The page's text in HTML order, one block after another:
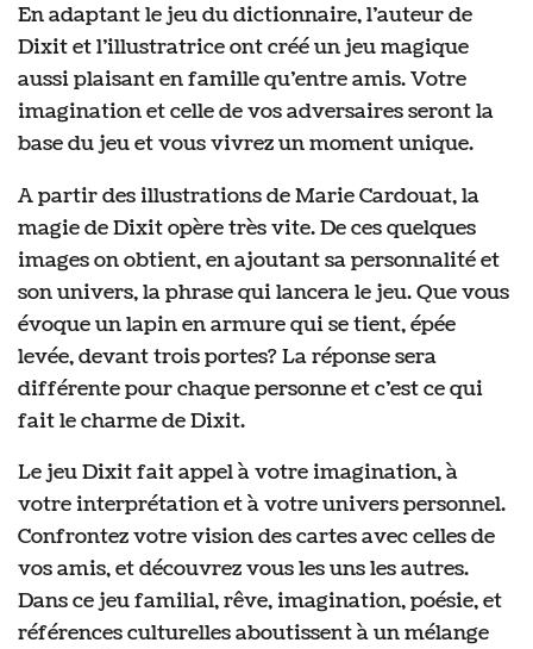
En adaptant le jeu du dictionnaire, l’auteur de
Dixit et l’illustratrice ont créé un jeu magique
aussi plaisant en famille qu’entre amis. Votre
imagination et celle de vos adversaires seront la
base du jeu et vous vivrez un moment unique.
A partir des illustrations de Marie Cardouat, la
magie de Dixit opère très vite. De ces quelques
images on obtient, en ajoutant sa personnalité et
son univers, la phrase qui lancera le jeu. Que vous
évoque un lapin en armure qui se tient, épée
levée, devant trois portes? La réponse sera
différente pour chaque personne et c’est ce qui
fait le charme de Dixit.
Le jeu Dixit fait appel à votre imagination, à
votre interprétation et à votre univers personnel.
Confrontez votre vision des cartes avec celles de
vos amis, et découvrez vous les uns les autres.
Dans ce jeu familial, rêve, imagination, poésie, et
références culturelles aboutissent à un mélange